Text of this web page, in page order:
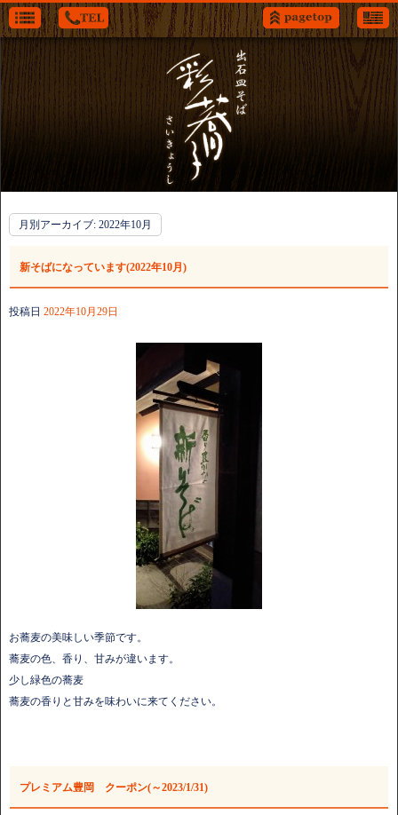
月別アーカイブ: 2022年10月
新そばになっています(2022年10月)
投稿日 2022年10月29日
お蕎麦の美味しい季節です。
蕎麦の色、香り、甘みが違います。
少し緑色の蕎麦
蕎麦の香りと甘みを味わいに来てください。
プレミアム豊岡 クーポン(～2023/1/31)